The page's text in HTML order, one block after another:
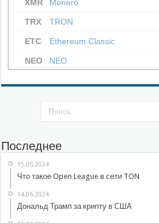
Последнее
15.06.2024
Что такое Open League в сети TON
14.06.2024
Дональд Трамп за крипту в США